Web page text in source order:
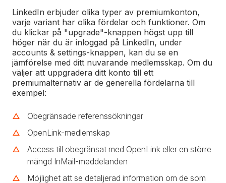
LinkedIn erbjuder olika typer av premiumkonton,
varje variant har olika fördelar och funktioner. Om
du klickar på "upgrade"-knappen högst upp till
höger när du är inloggad på LinkedIn, under
accounts & settings-knappen, kan du se en
jämförelse med ditt nuvarande medlemsskap. Om du
väljer att uppgradera ditt konto till ett
premiumalternativ är de generella fördelarna till
exempel:
Obegränsade referenssökningar
OpenLink-medlemskap
Access till obegränsat med OpenLink eller en större
mängd InMail-meddelanden
Möjlighet att se detaljerad information om de som